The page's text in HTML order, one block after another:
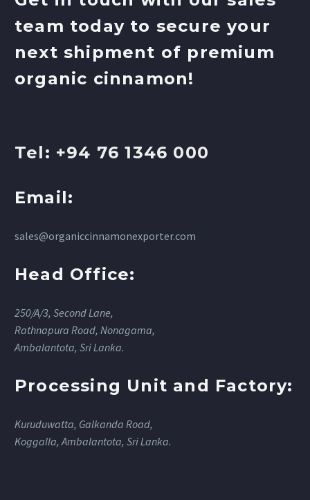
team today to secure your
next shipment of premium
organic cinnamon!
Tel: +94 76 1346 000
Email:
sales@organiccinnamonexporter.com
Head Office:
250/A/3, Second Lane,
Rathnapura Road, Nonagama,
Ambalantota, Sri Lanka.
Processing Unit and Factory:
Kuruduwatta, Galkanda Road,
Koggalla, Ambalantota, Sri Lanka.